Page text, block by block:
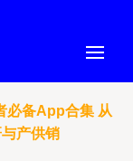
必备App合集 从
产供销